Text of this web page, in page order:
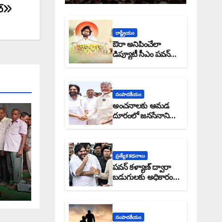
రాష్ట్రీయం
ఔరా అనిపించేలా
డిప్యూటీ సీఎం పవన్
కళ్యాణ్ ప్రోగ్రెస్ రిపోర్టు
సంపాదకీయం
అంచనాలకు ఆమడ
దూరంలో జనసేనాని?:
అక్షర సందేశం
ప్రత్యేక కధనాలు
పవన్ కళ్యాణ్ ద్వారా
బడుగులకు అధికారం
ఎండమావేనా: అక్షర
సంపాదకీయం